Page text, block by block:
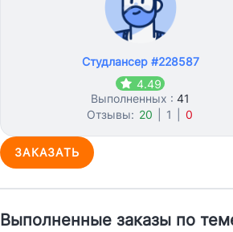
Студлансер #228587
4.49
Выполненных :41
Отзывы: 20 1 0
ЗАКАЗАТЬ
Выполненные заказы по